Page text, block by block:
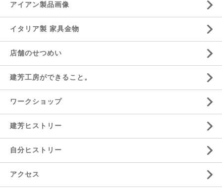
アイアン製品画像
イタリア製 家具金物
店舗のせつめい
建芳工房ができること。
ワークショップ
建芳ヒストリー
自分ヒストリー
アクセス